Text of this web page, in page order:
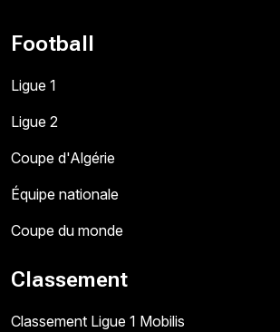
Football
Ligue 1
Ligue 2
Coupe d'Algérie
Équipe nationale
Coupe du monde
Classement
Classement Ligue 1 Mobilis